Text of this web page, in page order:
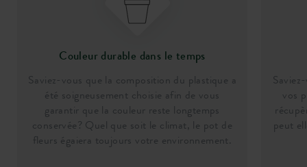
Couleur durable dans le temps
Saviez-vous que la composition du plastique a
été soigneusement choisie afin de vous
garantir que la couleur reste longtemps
conservée? Quel que soit le climat, le pot de
fleurs égaiera toujours votre environnement.
vos
peut